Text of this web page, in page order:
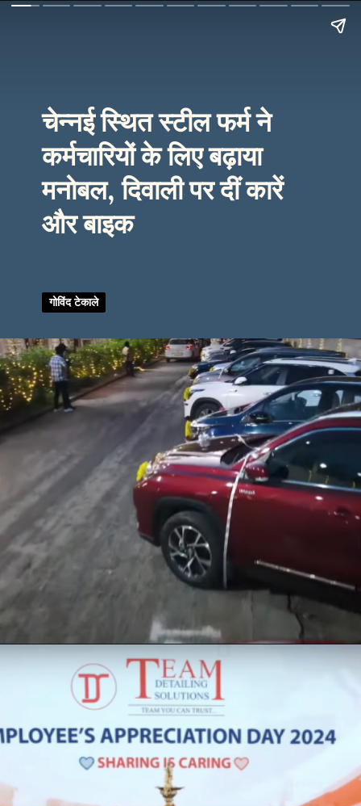
चेन्नई स्थित स्टील फर्म ने
कर्मचारियों के लिए बढ़ाया
मनोबल, दिवाली पर दीं कारें
और बाइक
गोविंद टेकाले
गोविंदटेकाले